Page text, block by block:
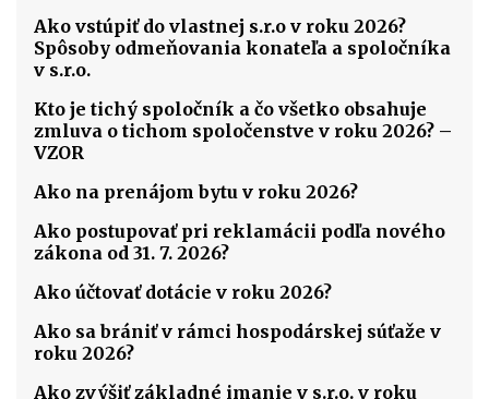
Ako vstúpiť do vlastnej s.r.o v roku 2026?
Spôsoby odmeňovania konateľa a spoločníka
v s.r.o.
Kto je tichý spoločník a čo všetko obsahuje
zmluva o tichom spoločenstve v roku 2026? –
VZOR
Ako na prenájom bytu v roku 2026?
Ako postupovať pri reklamácii podľa nového
zákona od 31. 7. 2026?
Ako účtovať dotácie v roku 2026?
Ako sa brániť v rámci hospodárskej súťaže v
roku 2026?
Ako zvýšiť základné imanie v s.r.o. v roku